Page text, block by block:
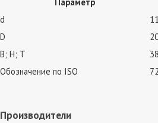
Параметр
d
D
В; Н; Т
Обозначение по ISO
Производители